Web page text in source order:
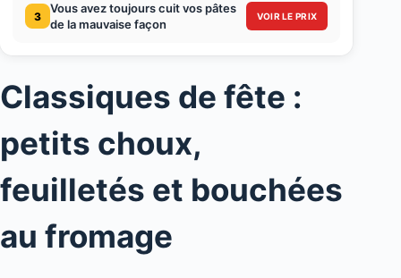
3
Vous avez toujours cuit vos pâtes
de la mauvaise façon
VOIR LE PRIX
Classiques de fête :
petits choux,
feuilletés et bouchées
au fromage